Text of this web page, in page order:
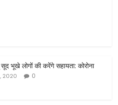
भूखे लोगों की करेंगे सहायता: कोरोना
2020 0